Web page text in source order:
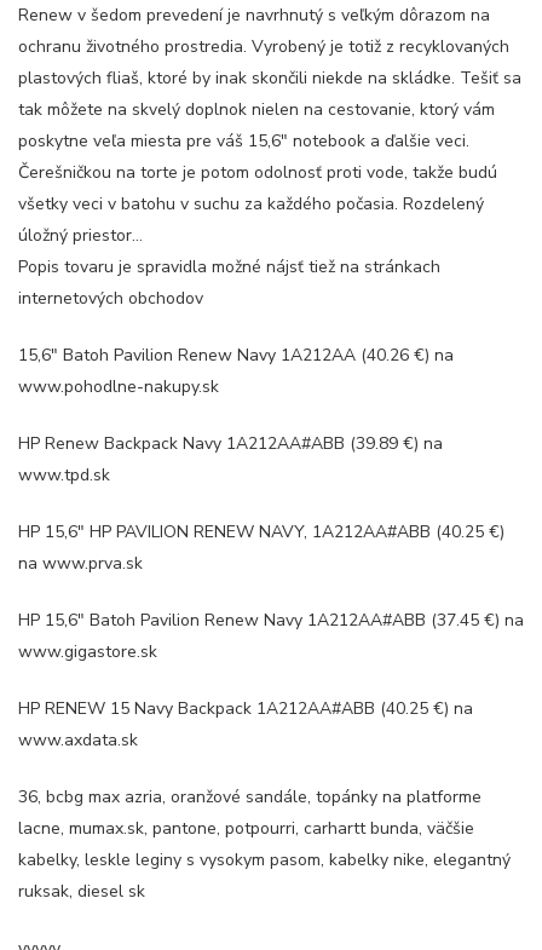
Renew v šedom prevedení je navrhnutý s veľkým dôrazom na
ochranu životného prostredia. Vyrobený je totiž z recyklovaných
plastových fliaš, ktoré by inak skončili niekde na skládke. Tešiť sa
tak môžete na skvelý doplnok nielen na cestovanie, ktorý vám
poskytne veľa miesta pre váš 15,6″ notebook a ďalšie veci.
Čerešničkou na torte je potom odolnosť proti vode, takže budú
všetky veci v batohu v suchu za každého počasia. Rozdelený
úložný priestor…
Popis tovaru je spravidla možné nájsť tiež na stránkach
internetových obchodov
15,6″ Batoh Pavilion Renew Navy 1A212AA (40.26 €) na
www.pohodlne-nakupy.sk
HP Renew Backpack Navy 1A212AA#ABB (39.89 €) na
www.tpd.sk
HP 15,6″ HP PAVILION RENEW NAVY, 1A212AA#ABB (40.25 €)
na www.prva.sk
HP 15,6″ Batoh Pavilion Renew Navy 1A212AA#ABB (37.45 €) na
www.gigastore.sk
HP RENEW 15 Navy Backpack 1A212AA#ABB (40.25 €) na
www.axdata.sk
36, bcbg max azria, oranžové sandále, topánky na platforme
lacne, mumax.sk, pantone, potpourri, carhartt bunda, väčšie
kabelky, leskle leginy s vysokym pasom, kabelky nike, elegantný
ruksak, diesel sk